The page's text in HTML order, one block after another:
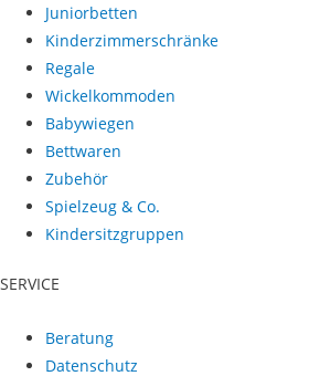
Juniorbetten
Kinderzimmerschränke
Regale
Wickelkommoden
Babywiegen
Bettwaren
Zubehör
Spielzeug & Co.
Kindersitzgruppen
SERVICE
Beratung
Datenschutz